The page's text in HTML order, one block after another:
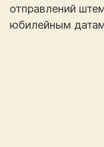
отправлений
юбилейным